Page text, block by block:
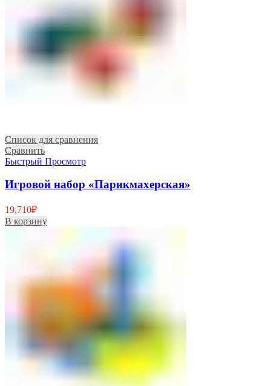
Список для сравнения
Сравнить
Быстрый Просмотр
Игровой набор «Парикмахерская»
19,710₽
В корзину